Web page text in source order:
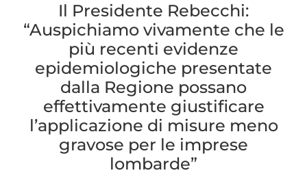
Il Presidente Rebecchi:
“Auspichiamo vivamente che le
più recenti evidenze
epidemiologiche presentate
dalla Regione possano
effettivamente giustificare
l’applicazione di misure meno
gravose per le imprese
lombarde”